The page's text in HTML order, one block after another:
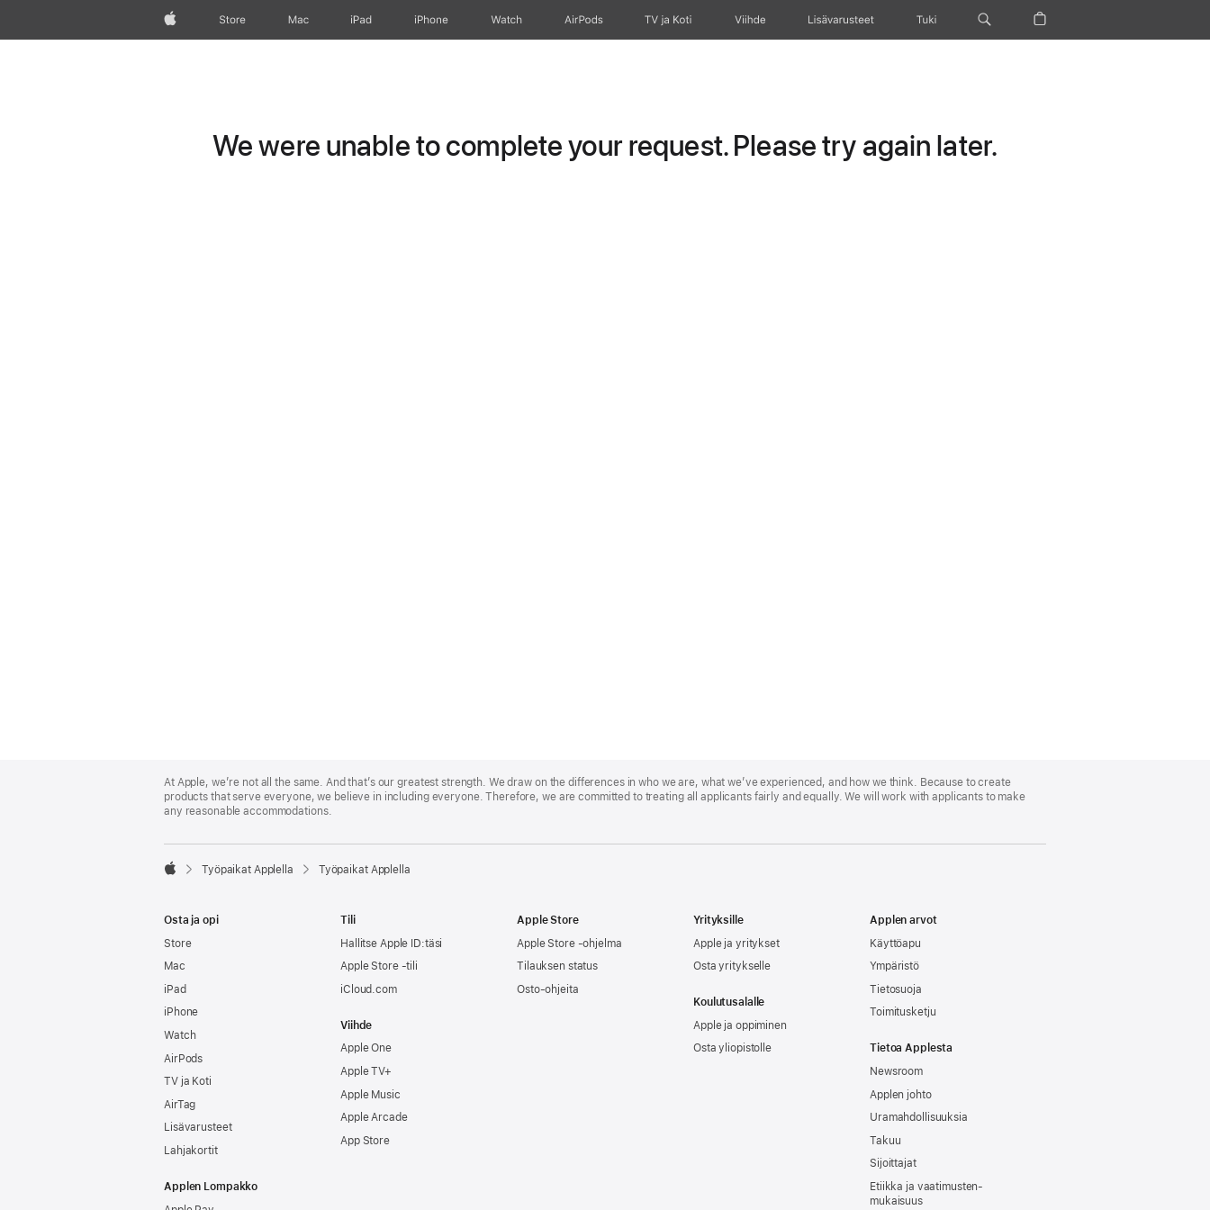
Apple Store Mac iPad iPhone Watch AirPods TV ja Koti Viihde Lisävarusteet Tuki
We were unable to complete your request. Please try again later.
Footer
At Apple, we’re not all the same. And that’s our greatest strength. We draw on the differences in who we are, what we’ve experienced, and how we think. Because to create
products that serve everyone, we believe in including everyone. Therefore, we are committed to treating all applicants fairly and equally. We will work with applicants to make
any reasonable accommodations.

Työpaikat Applella Työpaikat Applella
Osta ja opi
Store
Mac
iPad
iPhone
Watch
AirPods
TV ja Koti
AirTag
Lisävarusteet
Lahjakortit
Applen Lompakko
Tili
Hallitse Apple ID:täsi
Apple Store -tili
iCloud.com
Viihde
Apple One
Apple TV+
Apple Music
Apple Arcade
App Store
Apple Store
Apple Store -ohjelma
Tilauksen status
Osto-ohjeita
Yrityksille
Apple ja yritykset
Osta yritykselle
Koulutusalalle
Apple ja oppiminen
Osta yliopistolle
Applen arvot
Käyttöapu
Ympäristö
Tietosuoja
Toimitusketju
Tietoa Applesta
Newsroom
Applen johto
Uramahdollisuuksia
Takuu
Sijoittajat
Etiikka ja vaatimusten­
mukaisuus